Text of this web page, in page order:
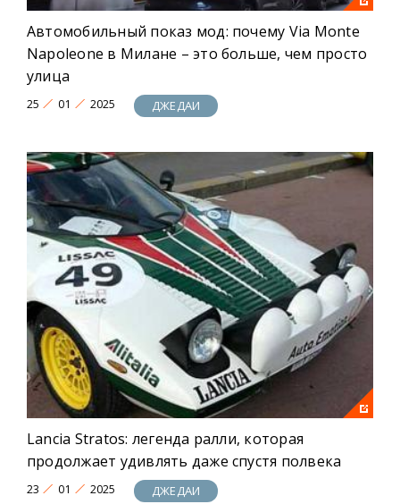
Автомобильный показ мод: почему Via Monte
Napoleone в Милане – это больше, чем просто
улица
25 01 2025 ДЖЕДАИ
Lancia Stratos: легенда ралли, которая
продолжает удивлять даже спустя полвека
23 01 2025 ДЖЕДАИ